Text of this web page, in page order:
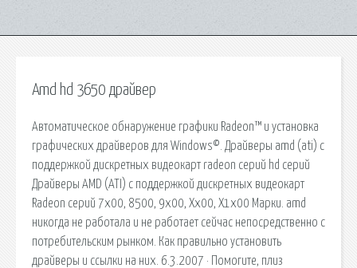
Amd hd 3650 драйвер
Автоматическое обнаружение графики Radeon™ и установка
графических драйверов для Windows©. Драйверы amd (ati) с
поддержкой дискретных видеокарт radeon серий hd серий
Драйверы AMD (ATI) с поддержкой дискретных видеокарт
Radeon серий 7x00, 8500, 9x00, Xx00, X1x00 Марки. amd
никогда не работала и не работает сейчас непосредственно с
потребительским рынком. Как правильно установить
драйверы и ссылки на них. 6.3.2007 · Помогите, плиз